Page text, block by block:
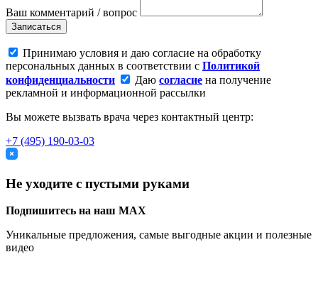
Ваш комментарий / вопрос
Записаться
Принимаю условия и даю согласие на обработку
персональных данных в соответствии с Политикой
конфиденциальности
Даю согласие на получение
рекламной и информационной рассылки
Вы можете вызвать врача через контактный центр:
+7 (495) 190-03-03
Не уходите с пустыми руками
Подпишитесь на наш MAX
Уникальные предложения, самые выгодные акции и полезные
видео